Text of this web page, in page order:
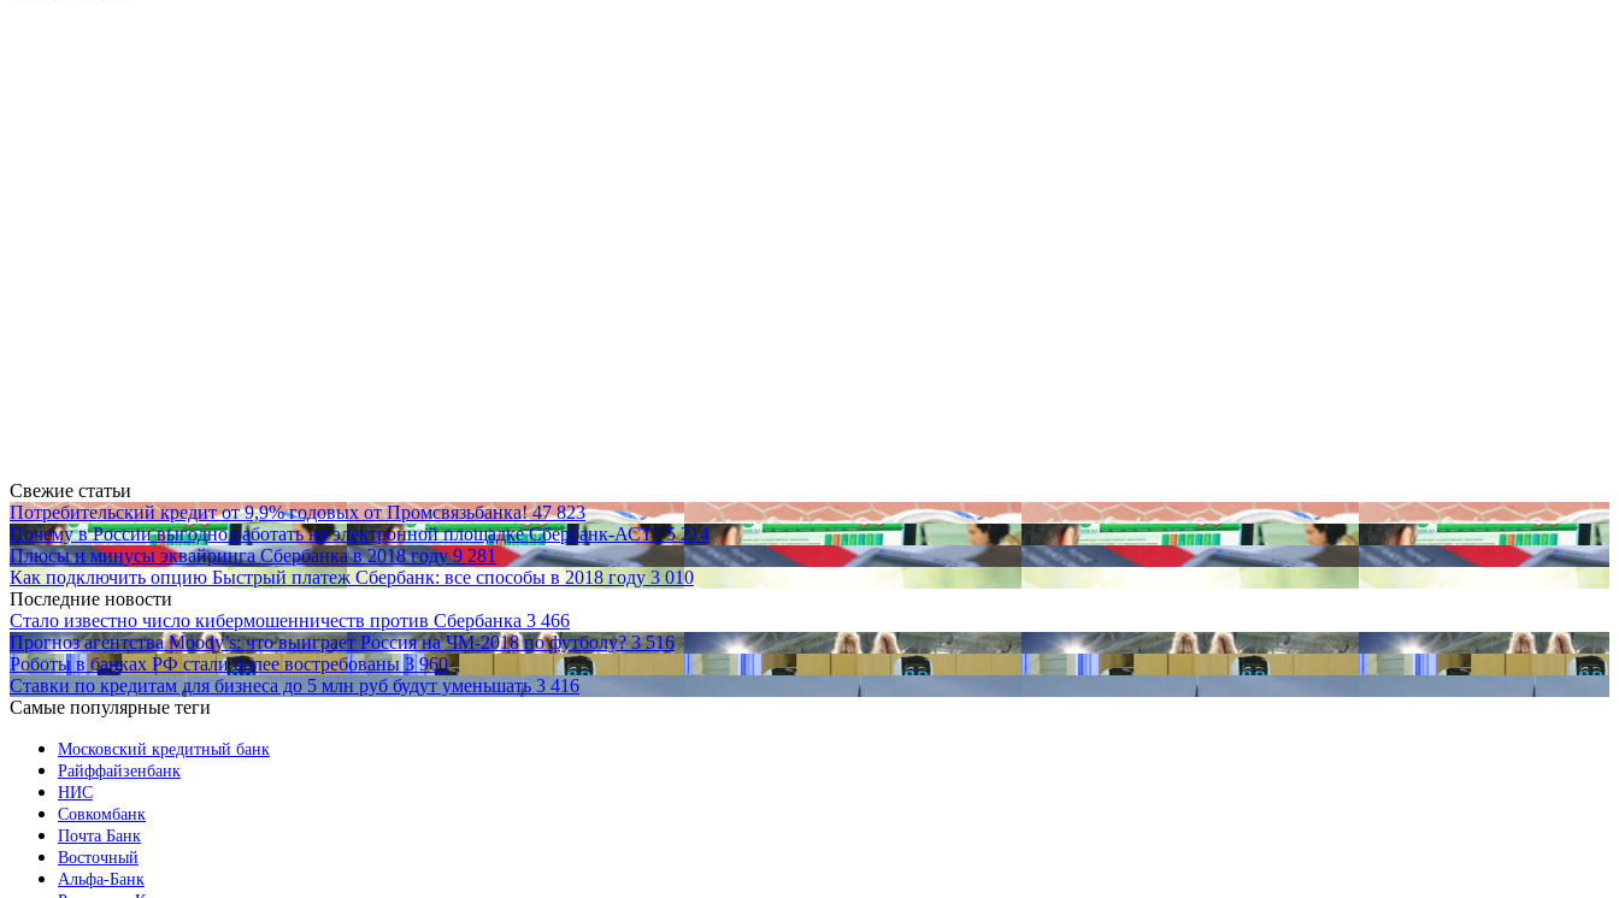
Свежие статьи
Потребительский кредит от 9,9% годовых от Промсвязьбанка!47 823
Почему в России выгодно работать на электронной площадке Сбербанк-АСТ?5 214
Плюсы и минусы эквайринга Сбербанка в 2018 году9 281
Как подключить опцию Быстрый платеж Сбербанк: все способы в 2018 году 3 010
Последние новости
Стало известно число кибермошенничеств против Сбербанка 3 466
Прогноз агентства Moody’s: что выиграет Россия на ЧМ-2018 по футболу?3 516
Роботы в банках РФ стали более востребованы 3 960
Ставки по кредитам для бизнеса до 5 млн руб будут уменьшать 3 416
Самые популярные теги
Московский кредитный банк
Райффайзенбанк
НИС
Совкомбанк
Почта Банк
Восточный
Альфа-Банк